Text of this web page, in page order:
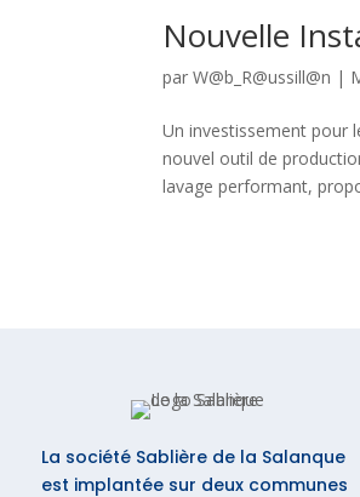
Nouvelle
parW@b_R@ussill@n |
Un investissement pour
nouvel outil de
lavage performant,
La société Sablière de la Salanque
est implantée sur deux communes